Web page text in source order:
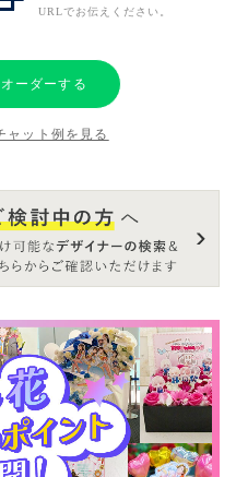
URLでお伝えください。
ーダーする
ャット例を見る